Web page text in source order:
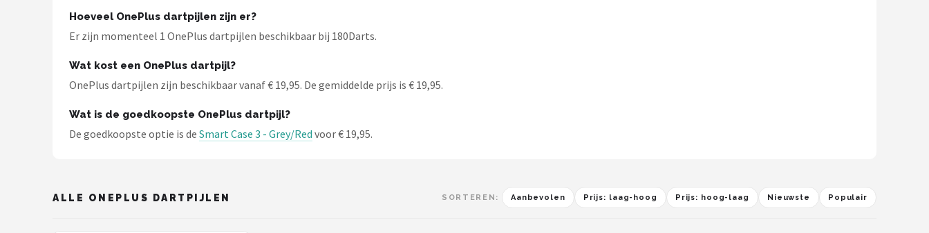
Winmau
ABC Darts
Hoeveel OnePlus dartpijlen zijn er?
Er zijn momenteel 1 OnePlus dartpijlen beschikbaar bij 180Darts.
Wat kost een OnePlus dartpijl?
OnePlus dartpijlen zijn beschikbaar vanaf € 19,95. De gemiddelde prijs is € 19,95.
Wat is de goedkoopste OnePlus dartpijl?
De goedkoopste optie is de Smart Case 3 - Grey/Red voor € 19,95.
ALLE ONEPLUS DARTPIJLEN SORTEREN: Aanbevolen Prijs: laag-hoog Prijs: hoog-laag Nieuwste Populair